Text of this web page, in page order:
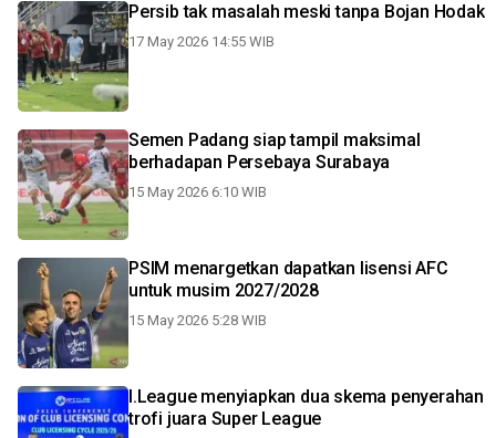
Persib tak masalah meski tanpa Bojan Hodak
17 May 2026 14:55 WIB
Semen Padang siap tampil maksimal
berhadapan Persebaya Surabaya
15 May 2026 6:10 WIB
PSIM menargetkan dapatkan lisensi AFC
untuk musim 2027/2028
15 May 2026 5:28 WIB
I.League menyiapkan dua skema penyerahan
trofi juara Super League